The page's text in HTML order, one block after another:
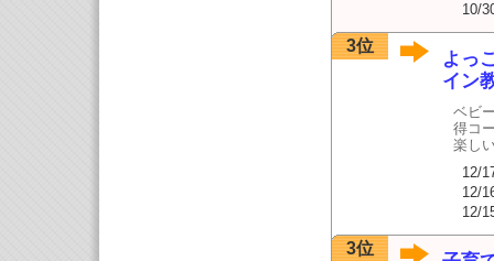
10/
3位
よっ
イン
ベビ
得コ
楽し
12/
12/
12/
3位